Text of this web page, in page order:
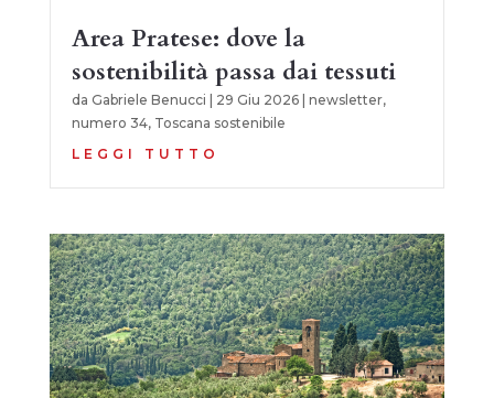
Area Pratese: dove la
sostenibilità passa dai tessuti
da Gabriele Benucci | 29 Giu 2026| newsletter,
numero 34, Toscana sostenibile
LEGGI TUTTO